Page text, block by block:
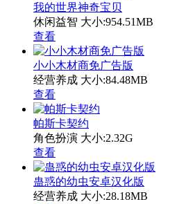
我的世界神奇宝贝
休闲益智 大小:954.51MB
查看
小小木材商免广告版
经营养成 大小:84.48MB
查看
帕斯卡契约
角色扮演 大小:2.32G
查看
蛊惑的幼虫安卓汉化版
经营养成 大小:28.18MB